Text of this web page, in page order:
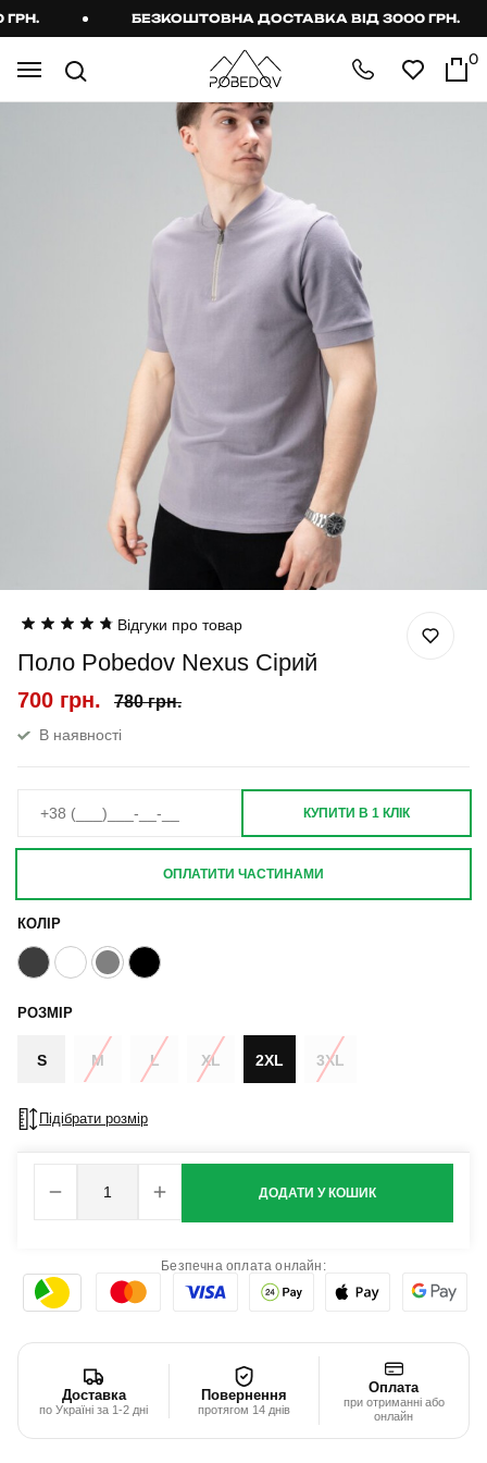
БЕЗКОШТОВНА ДОСТАВКА ВІД 3000 ГРН.
0
Відгуки про товар
Поло Pobedov Nexus Сірий
700 грн. 780 грн.
В наявності
КОЛІР
РОЗМІР
S M L XL 2XL 3XL
Підібрати розмір
ДОДАТИ У КОШИК
КУПИТИ В 1 КЛІК
ОПЛАТИТИ ЧАСТИНАМИ
Безпечна оплата онлайн:
Доставка
по Україні за 1-2 дні
Повернення
протягом 14 днів
Оплата
при отриманні або
онлайн